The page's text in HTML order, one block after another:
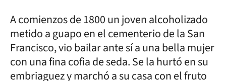
A comienzos de 1800 un joven alcoholizado
metido a guapo en el cementerio de la San
Francisco, vio bailar ante sí a una bella mujer
con una fina cofia de seda. Se la hurtó en su
embriaguez y marchó a su casa con el fruto